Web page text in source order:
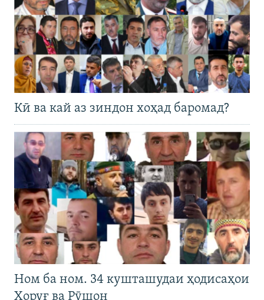
Кӣ ва кай аз зиндон хоҳад баромад?
Ном ба ном. 34 кушташудаи ҳодисаҳои
Хоруғ ва Рӯшон